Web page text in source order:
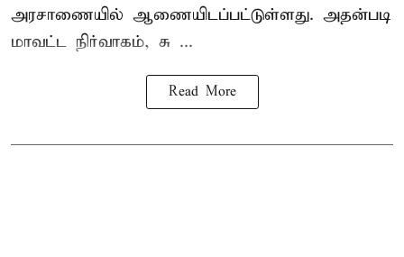
அரசாணையில் ஆணையிடப்பட்டுள்ளது. அதன்படி
மாவட்ட நிர்வாகம், சு ...
Read More